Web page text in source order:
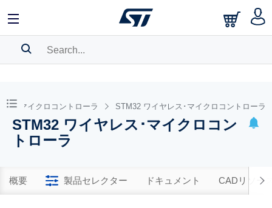
BOOKMARK
Pleaselog in to show your saved searches.
マイクロコントローラ STM32 ワイヤレス･マイクロコントローラ
STM32 ワイヤレス･マイクロコン
トローラ
概要 製品セレクター ドキュメント CADリソー